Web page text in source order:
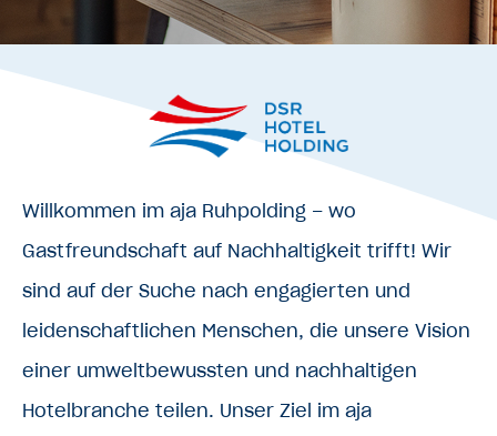
Willkommen im aja Ruhpolding – wo
Gastfreundschaft auf Nachhaltigkeit trifft! Wir
sind auf der Suche nach engagierten und
leidenschaftlichen Menschen, die unsere Vision
einer umweltbewussten und nachhaltigen
Hotelbranche teilen. Unser Ziel im aja